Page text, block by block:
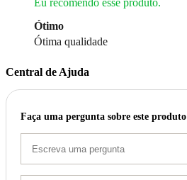
Eu recomendo esse produto.
Ótimo
Ótima qualidade
Central de Ajuda
Faça uma pergunta sobre este produto